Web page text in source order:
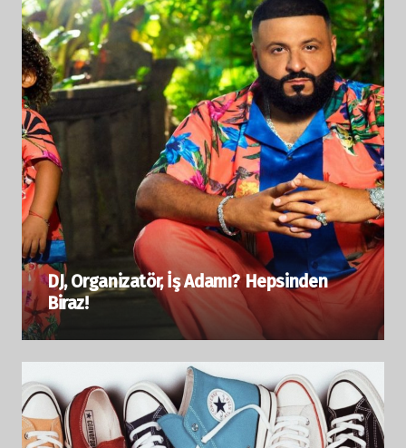
DJ, Organizatör, İş Adamı? Hepsinden
Biraz!